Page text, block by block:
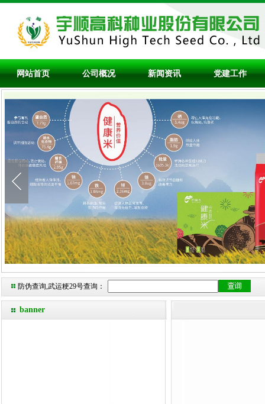
网站首页 公司概况 新闻资讯 党建工作
防伪查询,武运粳29号查询：
banner